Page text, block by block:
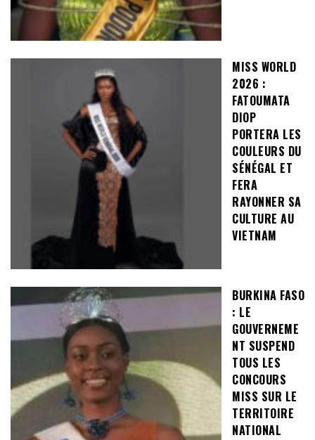
MISS WORLD
2026 :
FATOUMATA
DIOP
PORTERA LES
COULEURS DU
SÉNÉGAL ET
FERA
RAYONNER SA
CULTURE AU
VIETNAM
BURKINA FASO
: LE
GOUVERNEME
NT SUSPEND
TOUS LES
CONCOURS
MISS SUR LE
TERRITOIRE
NATIONAL